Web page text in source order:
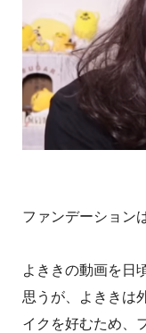
ファンデーション
よききの動画を日
思うが、よききは
イクを好むため、